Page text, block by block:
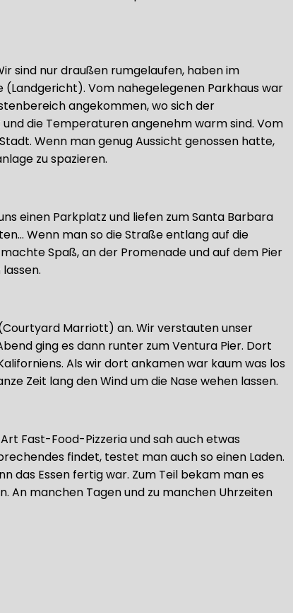
sind nur draußen rumgelaufen, haben im
Vom nahegelegenen Parkhaus war
angekommen, wo sich der
die Temperaturen angenehm warm sind. Vom
Wenn man genug Aussicht genossen hatte,
zu spazieren.
einen Parkplatz und liefen zum Santa Barbara
Wenn man so die Straße entlang auf die
Spaß, an der Promenade und auf dem Pier
Marriott) an. Wir verstauten unser
ging es dann runter zum Ventura Pier. Dort
Als wir dort ankamen war kaum was los
Zeit lang den Wind um die Nase wehen lassen.
Fast-Food-Pizzeria und sah auch etwas
findet, testet man auch so einen Laden.
das Essen fertig war. Zum Teil bekam man es
manchen Tagen und zu manchen Uhrzeiten